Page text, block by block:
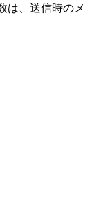
は、送信時のメ